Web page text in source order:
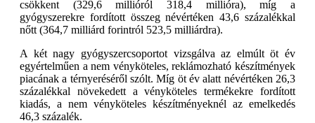
csökkent (329,6 millióról 318,4 millióra), míg a
gyógyszerekre fordított összeg névértéken 43,6 százalékkal
nőtt (364,7 milliárd forintról 523,5 milliárdra).
A két nagy gyógyszercsoportot vizsgálva az elmúlt öt év
egyértelműen a nem vényköteles, reklámozható készítmények
piacának a térnyeréséről szólt. Míg öt év alatt névértéken 26,3
százalékkal növekedett a vényköteles termékekre fordított
kiadás, a nem vényköteles készítményeknél az emelkedés
46,3 százalék.